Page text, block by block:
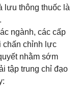
lưu thông thuốc là
ngành, các cấp
chấn chỉnh lực
nhằm sớm
tập trung chỉ đạo